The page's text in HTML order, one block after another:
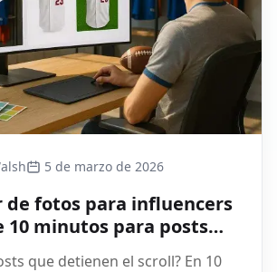
5 de marzo de 2026
de fotos para influencers
10 minutos para posts
que detienen el scroll? En 10